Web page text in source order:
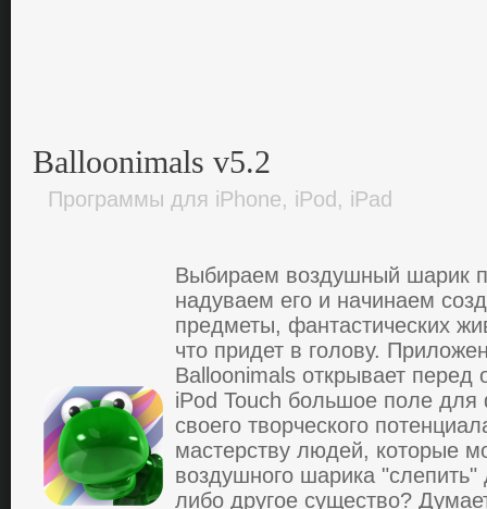
Balloonimals v5.2
Программы для iPhone, iPod, iPad
Выбираем воздушный шарик
надуваем его и начинаем
предметы, фантастических
что придет в голову.
Balloonimals открывает перед
iPod Touch большое поле для
своего творческого
мастерству людей, которые
воздушного шарика "слепить"
либо другое существо?